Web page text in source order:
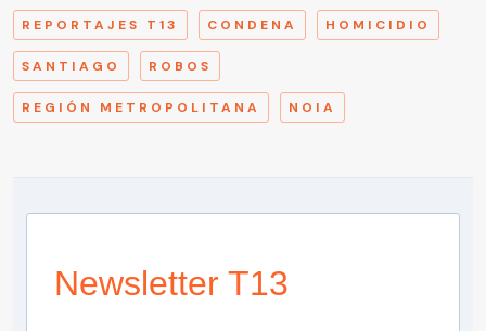
REPORTAJES T13 CONDENA HOMICIDIO
SANTIAGO ROBOS
REGIÓN METROPOLITANA NOIA
Newsletter T13